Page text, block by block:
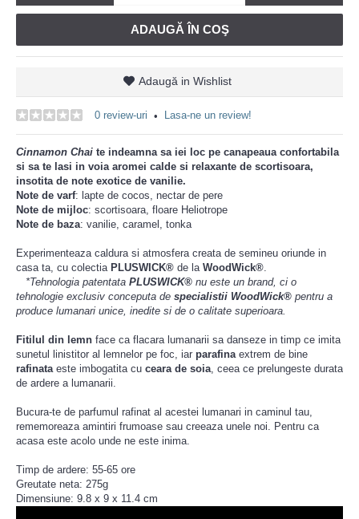
ADAUGĂ ÎN COŞ
Adaugă in Wishlist
0 review-uri • Lasa-ne un review!
Cinnamon Chai te indeamna sa iei loc pe canapeaua confortabila
si sa te lasi in voia aromei calde si relaxante de scortisoara,
insotita de note exotice de vanilie.
Note de varf: lapte de cocos, nectar de pere
Note de mijloc: scortisoara, floare Heliotrope
Note de baza: vanilie, caramel, tonka
Experimenteaza caldura si atmosfera creata de semineu oriunde in
casa ta, cu colectia PLUSWICK® de la WoodWick®
*Tehnologia patentata PLUSWICK® nu este un brand, ci o
tehnologie exclusiv conceputa de specialistii WoodWick® pentru a
produce lumanari unice, inedite si de o calitate superioara.
Fitilul din lemn face ca flacara lumanarii sa danseze in timp ce imita
sunetul linistitor al lemnelor pe foc, iar parafina extrem de bine
rafinata este imbogatita cu ceara de soia , ceea ce prelungeste durata
de ardere a lumanarii.
Bucura-te de parfumul rafinat al acestei lumanari in caminul tau,
rememoreaza amintiri frumoase sau creeaza unele noi. Pentru ca
acasa este acolo unde ne este inima.
Timp de ardere: 55-65 ore
Greutate neta: 275g
Dimensiune: 9.8 x 9 x 11.4 cm